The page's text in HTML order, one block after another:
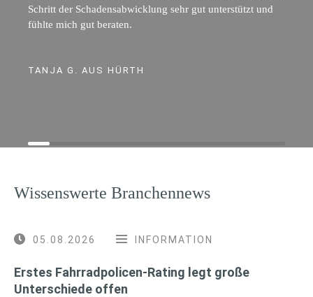
Schritt der Schadensabwicklung sehr gut unterstützt und
fühlte mich gut beraten.
TANJA G. AUS HÜRTH
Wissenswerte Branchennews
05.08.2026 INFORMATION
Erstes Fahrradpolicen-Rating legt große
Unterschiede offen